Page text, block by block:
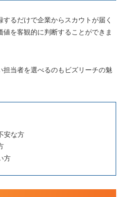
するだけで企業からスカウトが届く
を客観的に判断することができま
担当者を選べるのもビズリーチの魅
安な方
方